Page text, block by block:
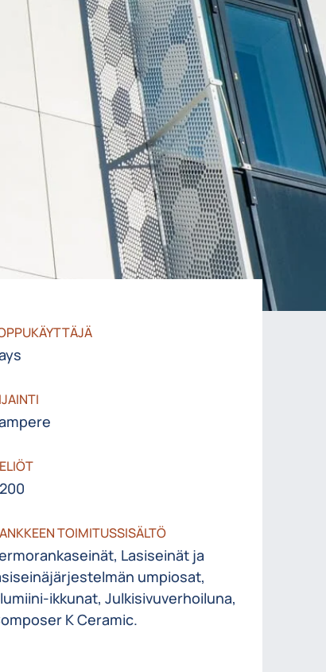
TOIMITUSSISÄLTÖ
Lasiseinät ja
umpiosat,
ikkunat, Julkisivuverhoiluna,
K Ceramic.